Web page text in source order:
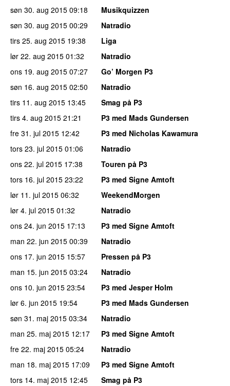
søn 30. aug 2015 09:18
Musikquizzen
søn 30. aug 2015 00:29
Natradio
tirs 25. aug 2015 19:38
Liga
lør 22. aug 2015 01:32
Natradio
ons 19. aug 2015 07:27
Go’ Morgen P3
søn 16. aug 2015 02:50
Natradio
tirs 11. aug 2015 13:45
Smag på P3
tirs 4. aug 2015 21:21
P3 med Mads Gundersen
fre 31. jul 2015 12:42
P3 med Nicholas Kawamura
tors 23. jul 2015 01:06
Natradio
ons 22. jul 2015 17:38
Touren på P3
tors 16. jul 2015 23:22
P3 med Signe Amtoft
lør 11. jul 2015 06:32
WeekendMorgen
lør 4. jul 2015 01:32
Natradio
ons 24. jun 2015 17:13
P3 med Signe Amtoft
man 22. jun 2015 00:39
Natradio
ons 17. jun 2015 15:57
Pressen på P3
man 15. jun 2015 03:24
Natradio
ons 10. jun 2015 23:54
P3 med Jesper Holm
lør 6. jun 2015 19:54
P3 med Mads Gundersen
søn 31. maj 2015 03:34
Natradio
man 25. maj 2015 12:17
P3 med Signe Amtoft
fre 22. maj 2015 05:24
Natradio
man 18. maj 2015 17:09
P3 med Signe Amtoft
tors 14. maj 2015 12:45
Smag på P3